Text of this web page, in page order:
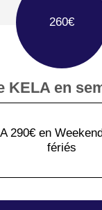
260€
KELA en
290€ en
fériés